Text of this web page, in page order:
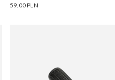
59.00 PLN